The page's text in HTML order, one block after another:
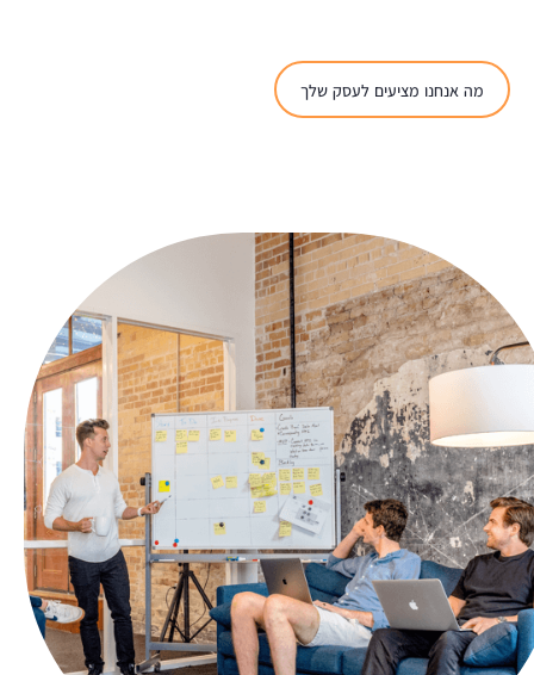
מה אנחנו מציעים לעסק שלך